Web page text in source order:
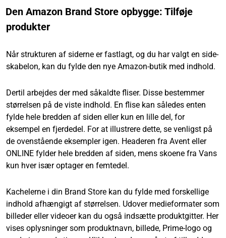
Den Amazon Brand Store opbygge: Tilføje
produkter
Når strukturen af siderne er fastlagt, og du har valgt en side-
skabelon, kan du fylde den nye Amazon-butik med indhold.
Dertil arbejdes der med såkaldte fliser. Disse bestemmer
størrelsen på de viste indhold. En flise kan således enten
fylde hele bredden af siden eller kun en lille del, for
eksempel en fjerdedel. For at illustrere dette, se venligst på
de ovenstående eksempler igen. Headeren fra Avent eller
ONLINE fylder hele bredden af siden, mens skoene fra Vans
kun hver især optager en femtedel.
Kachelerne i din Brand Store kan du fylde med forskellige
indhold afhængigt af størrelsen. Udover medieformater som
billeder eller videoer kan du også indsætte produktgitter. Her
vises oplysninger som produktnavn, billede, Prime-logo og